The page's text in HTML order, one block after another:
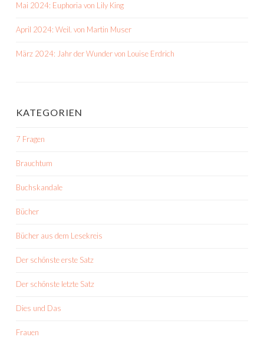
Mai 2024: Euphoria von Lily King
April 2024: Weil. von Martin Muser
März 2024: Jahr der Wunder von Louise Erdrich
KATEGORIEN
7 Fragen
Brauchtum
Buchskandale
Bücher
Bücher aus dem Lesekreis
Der schönste erste Satz
Der schönste letzte Satz
Dies und Das
Frauen